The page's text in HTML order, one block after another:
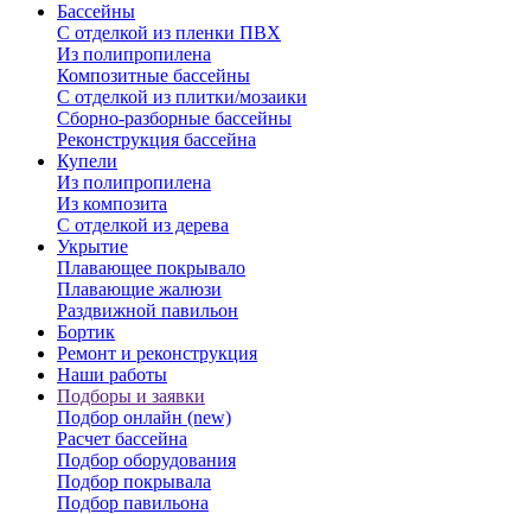
Бассейны
С отделкой из пленки ПВХ
Из полипропилена
Композитные бассейны
С отделкой из плитки/мозаики
Сборно-разборные бассейны
Реконструкция бассейна
Купели
Из полипропилена
Из композита
С отделкой из дерева
Укрытие
Плавающее покрывало
Плавающие жалюзи
Раздвижной павильон
Бортик
Ремонт и реконструкция
Наши работы
Подборы и заявки
Подбор онлайн (new)
Расчет бассейна
Подбор оборудования
Подбор покрывала
Подбор павильона